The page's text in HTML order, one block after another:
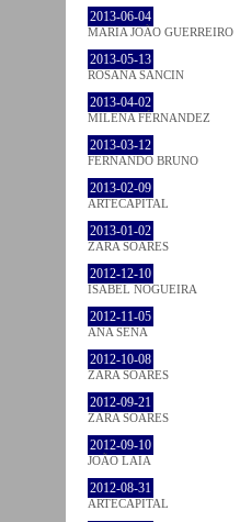
2013-06-04
MARIA JOÃO GUERREIRO
2013-05-13
ROSANA SANCIN
2013-04-02
MILENA FÉRNANDEZ
2013-03-12
FERNANDO BRUNO
2013-02-09
ARTECAPITAL
2013-01-02
ZARA SOARES
2012-12-10
ISABEL NOGUEIRA
2012-11-05
ANA SENA
2012-10-08
ZARA SOARES
2012-09-21
ZARA SOARES
2012-09-10
JOÃO LAIA
2012-08-31
ARTECAPITAL